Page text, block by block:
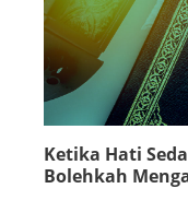
Ketika Hati
Bolehkah